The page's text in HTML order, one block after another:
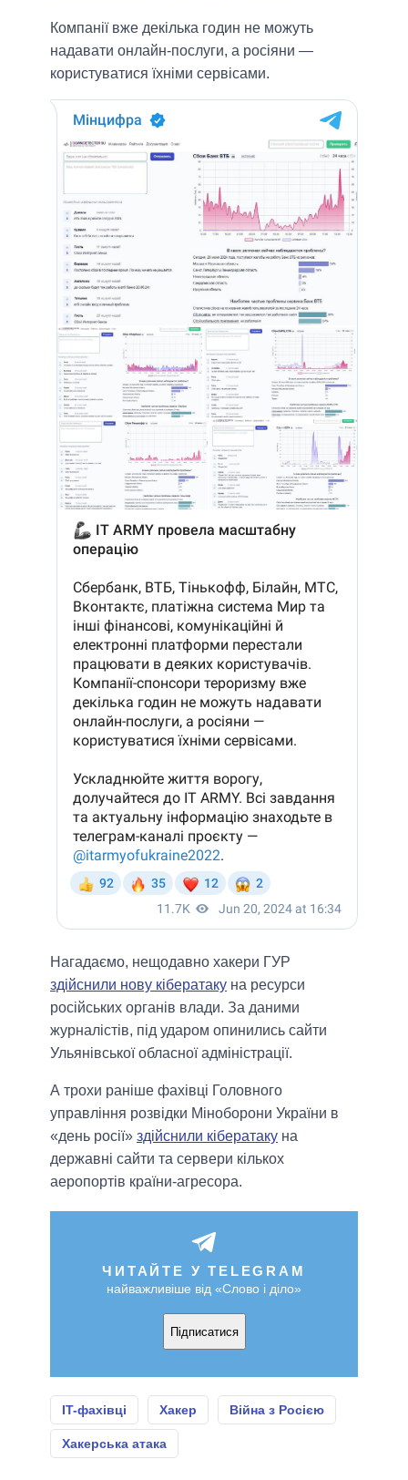
Компанії вже декілька годин не можуть
надавати онлайн-послуги, а росіяни —
користуватися їхніми сервісами.
Нагадаємо, нещодавно хакери ГУР
здійснили нову кібератаку на ресурси
російських органів влади. За даними
журналістів, під ударом опинились сайти
Ульянівської обласної адміністрації.
А трохи раніше фахівці Головного
управління розвідки Міноборони України в
«день росії» здійснили кібератаку на
державні сайти та сервери кількох
аеропортів країни-агресора.
ЧИТАЙТЕ У TELEGRAM
найважливіше від «Слово і діло»
Підписатися
IT-фахівці Хакер Війна з Росією
Хакерська атака